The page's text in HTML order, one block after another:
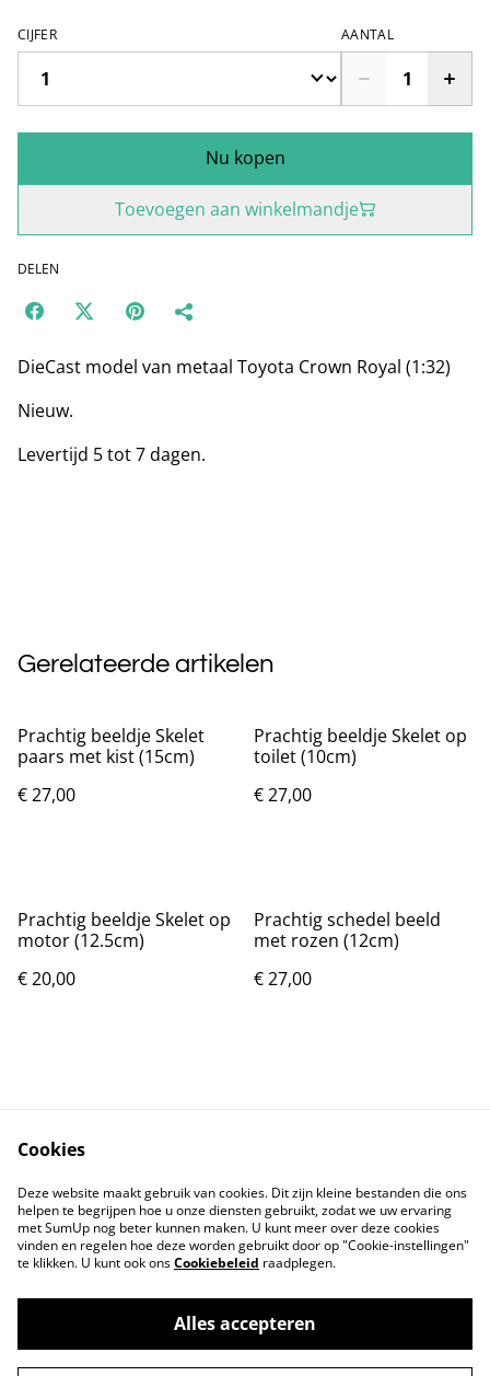
CIJFER AANTAL
Nu kopen
Toevoegen aan winkelmandje
DELEN
DieCast model van metaal Toyota Crown Royal (1:32)
Nieuw.
Levertijd 5 tot 7 dagen.
Gerelateerde artikelen
Prachtig beeldje Skelet
paars met kist (15cm)
€ 27,00
Prachtig beeldje Skelet op
toilet (10cm)
€ 27,00
Prachtig beeldje Skelet op
motor (12.5cm)
€ 20,00
Prachtig schedel beeld
met rozen (12cm)
€ 27,00
Contact
Voorwaarden
Privacybeleid
Cookiebeleid
©2026Markthuis Friesland
Cookies
Deze website maakt gebruik van cookies. Dit zijn kleine bestanden die ons
helpen te begrijpen hoe u onze diensten gebruikt, zodat we uw ervaring
met SumUp nog beter kunnen maken. U kunt meer over deze cookies
vinden en regelen hoe deze worden gebruikt door op "Cookie-instellingen"
te klikken. U kunt ook onsCookiebeleid raadplegen.
Alles accepteren